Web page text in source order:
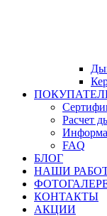
Расчет
FAQ
БЛОГ
НАШИ
КОНТАКТЫ
АКЦИИ